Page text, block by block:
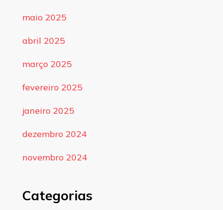
maio 2025
abril 2025
março 2025
fevereiro 2025
janeiro 2025
dezembro 2024
novembro 2024
Categorias